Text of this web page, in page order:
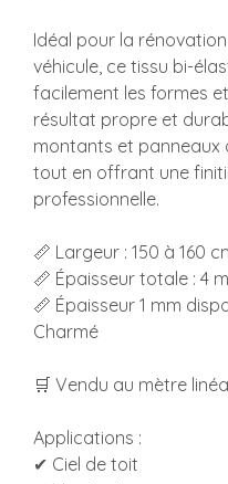
Idéal pour la
véhicule, ce tissu bi-
facilement les formes
résultat propre et
montants et panneaux
tout en offrant une
professionnelle.
📏 Largeur : 150 à 160
📏 Épaisseur totale : 4
📏 Épaisseur 1 mm
Charmé
🛒 Vendu au mètre
Applications :
✔ Ciel de toit